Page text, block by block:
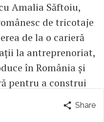
Amalia Săftoiu,
de tricotaje
de la o carieră
la antreprenoriat,
în România și
pentru a construi
nu rămână doar o
Share